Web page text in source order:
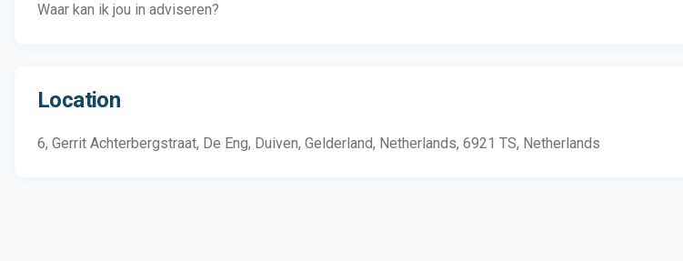
Waar kan ik jou in adviseren?
Location
6, Gerrit Achterbergstraat, De Eng, Duiven, Gelderland, Netherlands, 6921 TS, Netherlands